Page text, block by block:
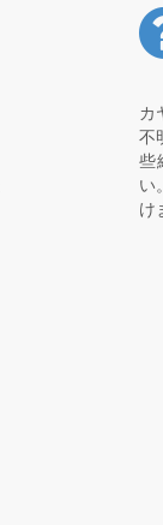
カ
不
些
い
け